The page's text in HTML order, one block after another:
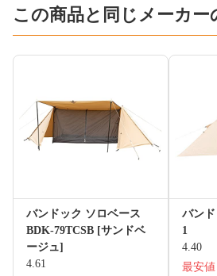
この商品と同じメーカー
バンドック ソロベース
BDK-79TCSB [サンドベ
ージュ]
4.61
バン
1
4.40
最安値